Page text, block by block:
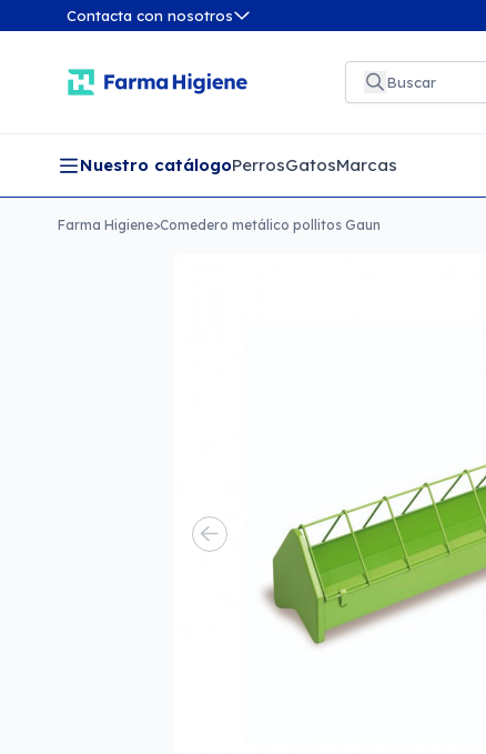
Contacta con nosotros
Nuestro catálogoPerrosGatosMarcas
Farma Higiene>Comedero metálico pollitos Gaun